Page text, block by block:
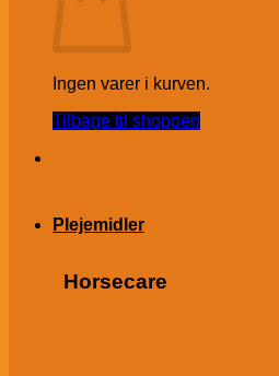
Ingen varer i kurven.
Tilbage til shoppen
Plejemidler
Horsecare